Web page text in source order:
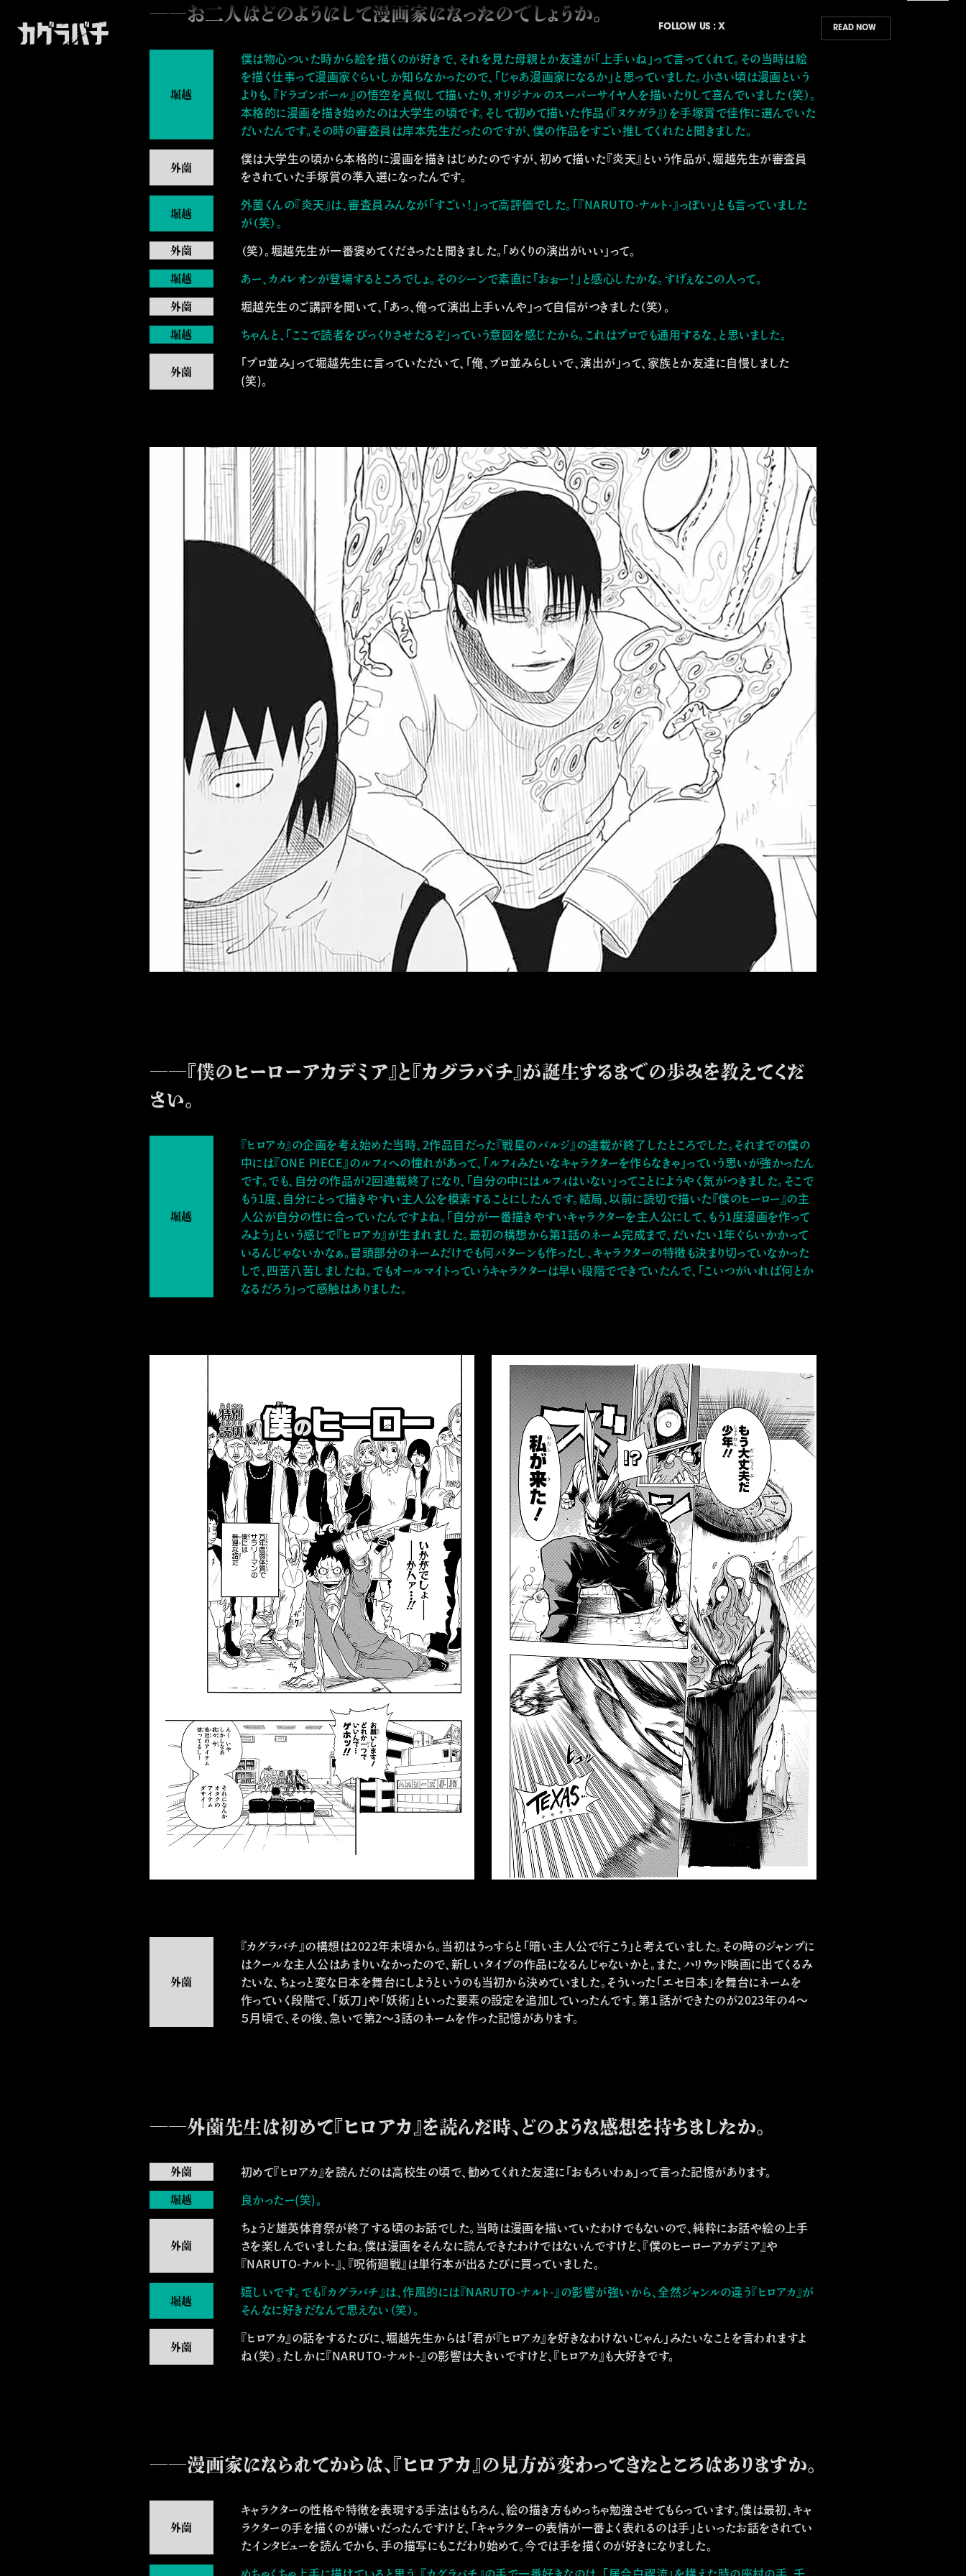
FOLLOW US : X READ NOW
JAPANESE
登場人物
特筆抄録
世界外報
映像記録
刊行情報
11
――お二人はどのようにして漫画家になったのでしょうか。
僕は物心ついた時から絵を描くのが好きで、それを見た母親とか友達が「上手いね」って言ってくれて。その当時は絵
を描く仕事って漫画家ぐらいしか知らなかったので、「じゃあ漫画家になるか」と思っていました。小さい頃は漫画という
よりも、『ドラゴンボール』の悟空を真似して描いたり、オリジナルのスーパーサイヤ人を描いたりして喜んでいました（笑）。
本格的に漫画を描き始めたのは大学生の頃です。そして初めて描いた作品（『ヌケガラ』）を手塚賞で佳作に選んでいた
だいたんです。その時の審査員は岸本先生だったのですが、僕の作品をすごい推してくれたと聞きました。
僕は大学生の頃から本格的に漫画を描きはじめたのですが、初めて描いた『炎天』という作品が、堀越先生が審査員
をされていた手塚賞の準入選になったんです。
外薗くんの『炎天』は、審査員みんなが「すごい！」って高評価でした。「『NARUTO-ナルト-』っぽい」とも言っていました
が（笑）。
（笑）。堀越先生が一番褒めてくださったと聞きました。「めくりの演出がいい」って。
あー、カメレオンが登場するところでしょ。そのシーンで素直に「おぉー！」と感心したかな。すげぇなこの人って。
堀越先生のご講評を聞いて、「あっ、俺って演出上手いんや」って自信がつきました（笑）。
ちゃんと、「ここで読者をびっくりさせたるぞ」っていう意図を感じたから。これはプロでも通用するな、と思いました。
「プロ並み」って堀越先生に言っていただいて、「俺、プロ並みらしいで、演出が」って、家族とか友達に自慢しました
(笑)。
――『僕のヒーローアカデミア』と『カグラバチ』が誕生するまでの歩みを教えてくだ
さい。
『ヒロアカ』の企画を考え始めた当時、2作品目だった『戦星のバルジ』の連載が終了したところでした。それまでの僕の
中には『ONE PIECE』のルフィへの憧れがあって、「ルフィみたいなキャラクターを作らなきゃ」っていう思いが強かったん
です。でも、自分の作品が2回連載終了になり、「自分の中にはルフィはいない」ってことにようやく気がつきました。そこで
もう1度、自分にとって描きやすい主人公を模索することにしたんです。結局、以前に読切で描いた『僕のヒーロー』の主
人公が自分の性に合っていたんですよね。「自分が一番描きやすいキャラクターを主人公にして、もう1度漫画を作って
みよう」という感じで『ヒロアカ』が生まれました。最初の構想から第1話のネーム完成まで、だいたい1年ぐらいかかって
いるんじゃないかなぁ。冒頭部分のネームだけでも何パターンも作ったし、キャラクターの特徴も決まり切っていなかった
しで、四苦八苦しましたね。でもオールマイトっていうキャラクターは早い段階でできていたんで、「こいつがいれば何とか
なるだろう」って感触はありました。
『カグラバチ』の構想は2022年末頃から。当初はうっすらと「暗い主人公で行こう」と考えていました。その時のジャンプに
はクールな主人公はあまりいなかったので、新しいタイプの作品になるんじゃないかと。また、ハリウッド映画に出てくるみ
たいな、ちょっと変な日本を舞台にしようというのも当初から決めていました。そういった「エセ日本」を舞台にネームを
作っていく段階で、「妖刀」や「妖術」といった要素の設定を追加していったんです。第１話ができたのが2023年の４～
５月頃で、その後、急いで第2～3話のネームを作った記憶があります。
――外薗先生は初めて『ヒロアカ』を読んだ時、どのような感想を持ちましたか。
初めて『ヒロアカ』を読んだのは高校生の頃で、勧めてくれた友達に「おもろいわぁ」って言った記憶があります。
良かったー(笑)。
ちょうど雄英体育祭が終了する頃のお話でした。当時は漫画を描いていたわけでもないので、純粋にお話や絵の上手
さを楽しんでいましたね。僕は漫画をそんなに読んできたわけではないんですけど、『僕のヒーローアカデミア』や
『NARUTO-ナルト-』、『呪術廻戦』は単行本が出るたびに買っていました。
嬉しいです。でも『カグラバチ』は、作風的には『NARUTO-ナルト-』の影響が強いから、全然ジャンルの違う『ヒロアカ』が
そんなに好きだなんて思えない（笑）。
『ヒロアカ』の話をするたびに、堀越先生からは「君が『ヒロアカ』を好きなわけないじゃん」みたいなことを言われますよ
ね（笑）。たしかに『NARUTO-ナルト-』の影響は大きいですけど、『ヒロアカ』も大好きです。
――漫画家になられてからは、『ヒロアカ』の見方が変わってきたところはありますか。
キャラクターの性格や特徴を表現する手法はもちろん、絵の描き方もめっちゃ勉強させてもらっています。僕は最初、キャ
ラクターの手を描くのが嫌いだったんですけど、「キャラクターの表情が一番よく表れるのは手」といったお話をされてい
たインタビューを読んでから、手の描写にもこだわり始めて。今では手を描くのが好きになりました。